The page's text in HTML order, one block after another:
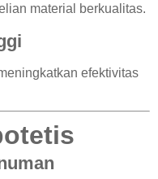
material berkualitas.
efektivitas